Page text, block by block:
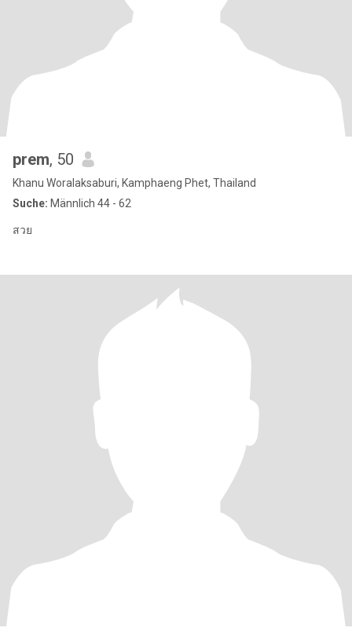
prem, 50
Khanu Woralaksaburi, Kamphaeng Phet, Thailand
Suche: Männlich 44 - 62
สวย